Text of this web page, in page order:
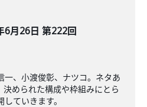
6月26日 第222回
一、小渡俊彰、ナツコ。ネタあ
決められた構成や枠組みにとら
ていきます。